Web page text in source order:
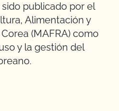
publicado por el
Alimentación y
(MAFRA) como
y la gestión del